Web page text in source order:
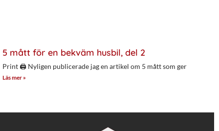
5 mått för en bekväm husbil, del 2
Print 🖨 Nyligen publicerade jag en artikel om 5 mått som ger
Läs mer »